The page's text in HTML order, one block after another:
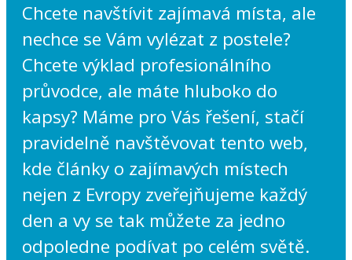
Chcete navštívit zajímavá místa, ale
nechce se Vám vylézat z postele?
Chcete výklad profesionálního
průvodce, ale máte hluboko do
kapsy? Máme pro Vás řešení, stačí
pravidelně navštěvovat tento web,
kde články o zajímavých místech
nejen z Evropy zveřejňujeme každý
den a vy se tak můžete za jedno
odpoledne podívat po celém světě.